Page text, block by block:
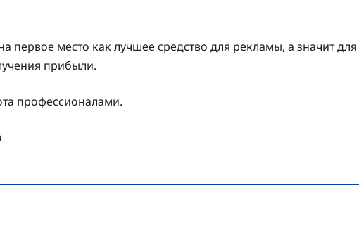
первое место как лучшее средство для рекламы, а значит для
прибыли.
профессионалами.